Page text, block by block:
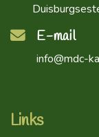
E-mail
info@mdc-
Links